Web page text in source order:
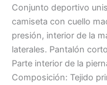
Conjunto deportivo
camiseta con cuello
presión, interior de la
laterales. Pantalón
Parte interior de la
Composición: Tejido